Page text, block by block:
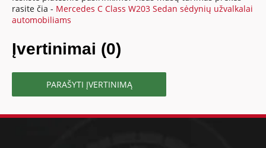
rasite čia - Mercedes C Class W203 Sedan sėdynių užvalkalai
automobiliams
Įvertinimai (0)
PARAŠYTI ĮVERTINIMĄ